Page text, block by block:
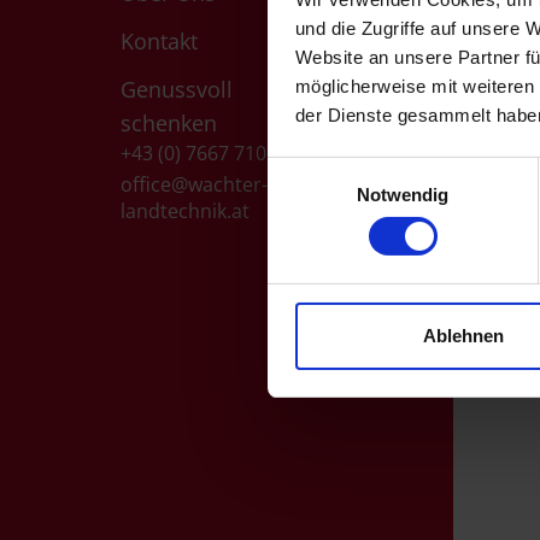
und die Zugriffe auf unsere
Website an unsere Partner
möglicherweise mit
der Dienste gesammelt
Notwendig
Ablehnen
Kontakt
Genussvoll
schenken
+43 (0) 7667 7101
office@wachter-
landtechnik.at